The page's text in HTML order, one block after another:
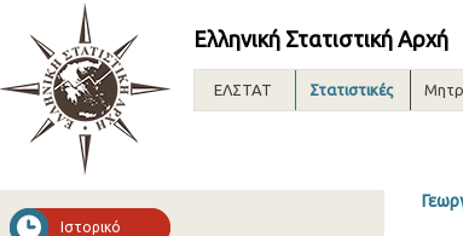
Ελληνική Στατιστική Αρχή
ΕΛΣΤΑΤ Στατιστικές
Ιστορικό